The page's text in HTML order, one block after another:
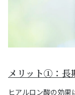
メリット①：長
ヒアルロン酸の効